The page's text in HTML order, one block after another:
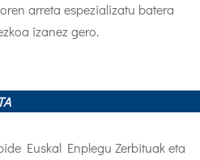
arreta espezializatu batera
izanez gero.
Euskal Enplegu Zerbituak eta